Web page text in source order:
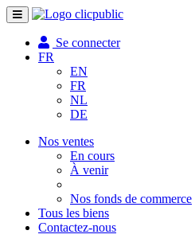
Toggle
navigation
Se connecter
FR
EN
FR
NL
DE
Nos ventes
En cours
À venir
Nos fonds de commerce
Tous les biens
Contactez-nous